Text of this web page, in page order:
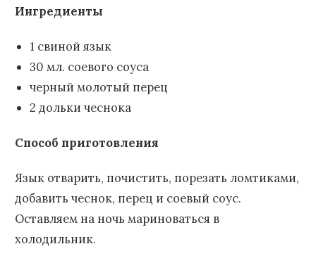
Ингредиенты
1 свиной язык
30 мл. соевого соуса
черный молотый перец
2 дольки чеснока
Способ приготовления
Язык отварить, почистить, порезать ломтиками,
добавить чеснок, перец и соевый соус.
Оставляем на ночь мариноваться в
холодильник.